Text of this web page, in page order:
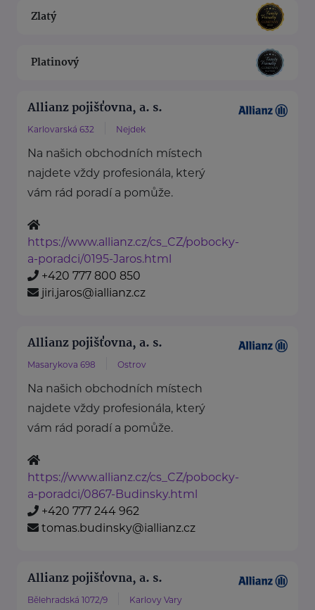
Zlatý
Platinový
Allianz pojišťovna, a. s.
Karlovarská 632 Nejdek
Na našich obchodních místech
najdete vždy profesionála, který
vám rád poradí a pomůže.
https://www.allianz.cz/cs_CZ/pobocky-
a-poradci/0195-Jaros.html
+420 777 800 850
jiri.jaros@iallianz.cz
Allianz pojišťovna, a. s.
Masarykova 698 Ostrov
Na našich obchodních místech
najdete vždy profesionála, který
vám rád poradí a pomůže.
https://www.allianz.cz/cs_CZ/pobocky-
a-poradci/0867-Budinsky.html
+420 777 244 962
tomas.budinsky@iallianz.cz
Allianz pojišťovna, a. s.
Bělehradská 1072/9 Karlovy Vary